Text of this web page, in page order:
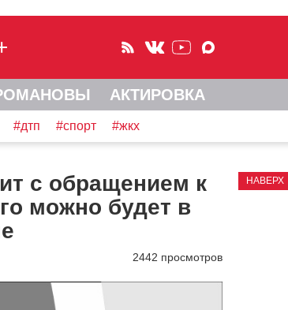
АКТИРОВКА
#дтп #спорт #жкх
с обращением к
можно будет в
2442 просмотров
НАВЕРХ